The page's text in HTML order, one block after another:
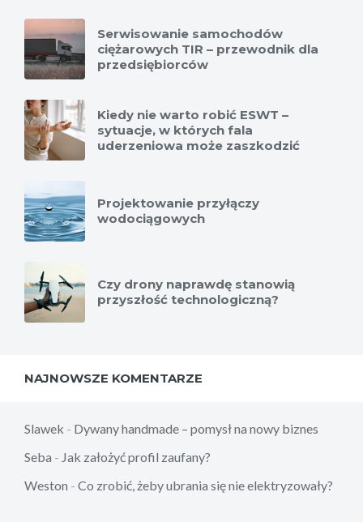
Serwisowanie samochodów
ciężarowych TIR – przewodnik dla
przedsiębiorców
Kiedy nie warto robić ESWT –
sytuacje, w których fala
uderzeniowa może zaszkodzić
Projektowanie przyłączy
wodociągowych
Czy drony naprawdę stanowią
przyszłość technologiczną?
NAJNOWSZE KOMENTARZE
Slawek - Dywany handmade – pomysł na nowy biznes
Seba - Jak założyć profil zaufany?
Weston - Co zrobić, żeby ubrania się nie elektryzowały?